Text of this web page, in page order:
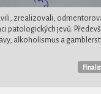
zrealizovali,
patologických jevů.
alkoholismus a